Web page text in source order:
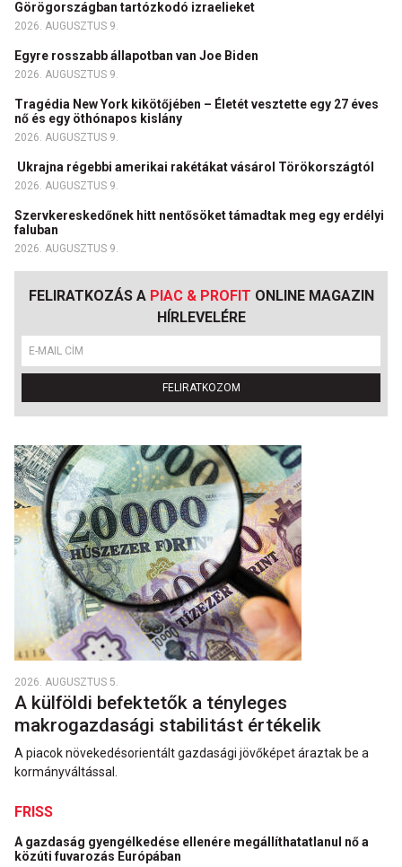
Görögországban tartózkodó izraelieket
2026. AUGUSZTUS 9.
Egyre rosszabb állapotban van Joe Biden
2026. AUGUSZTUS 9.
Tragédia New York kikötőjében – Életét vesztette egy 27 éves
nő és egy öthónapos kislány
2026. AUGUSZTUS 9.
Ukrajna régebbi amerikai rakétákat vásárol Törökországtól
2026. AUGUSZTUS 9.
Szervkereskedőnek hitt nentősöket támadtak meg egy erdélyi
faluban
2026. AUGUSZTUS 9.
FELIRATKOZÁS A PIAC & PROFIT ONLINE MAGAZIN
HÍRLEVELÉRE
FELIRATKOZOM
2026. AUGUSZTUS 5.
A külföldi befektetők a tényleges
makrogazdasági stabilitást értékelik
A piacok növekedésorientált gazdasági jövőképet áraztak be a
kormányváltással.
FRISS
A gazdaság gyengélkedése ellenére megállíthatatlanul nő a
közúti fuvarozás Európában